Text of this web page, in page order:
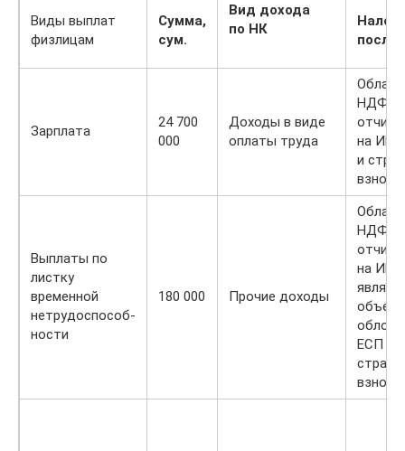
Виды выплат
физлицам
Сумма,
сум.
Вид дохода
по НК
Зарплата
24 700
000
Доходы в виде
оплаты труда
НДФЛ,
на
и
Выплаты по
листку
временной
нетрудоспособ-
ности
180 000 Прочие доходы
НДФЛ
на
ЕСП и